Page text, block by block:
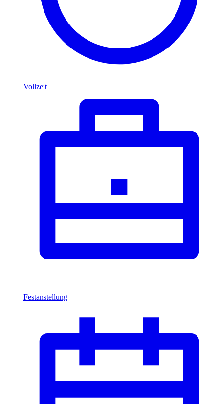
Vollzeit
Festanstellung